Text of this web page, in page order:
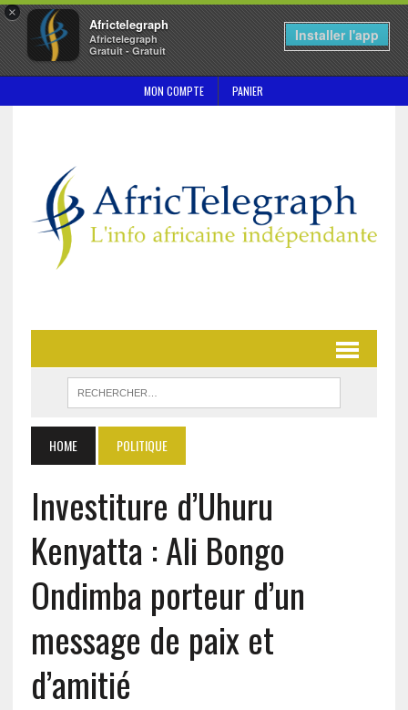
×
Africtelegraph
Africtelegraph
Gratuit - Gratuit
Installer l'app
MON COMPTE PANIER
HOME POLITIQUE
Investiture d’Uhuru
Kenyatta : Ali Bongo
Ondimba porteur d’un
message de paix et
d’amitié